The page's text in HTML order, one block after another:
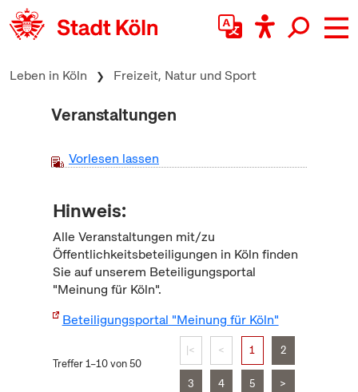
zum Inhalt springen
Leben in Köln Freizeit, Natur und Sport
Veranstaltungen
Vorlesen lassen
Hinweis:
Alle Veranstaltungen mit/zu
Öffentlichkeitsbeteiligungen in Köln finden
Sie auf unserem Beteiligungsportal
"Meinung für Köln".
Beteiligungsportal "Meinung für Köln"
Treffer 1–10 von 50
|< < 1 2
3 4 5 >